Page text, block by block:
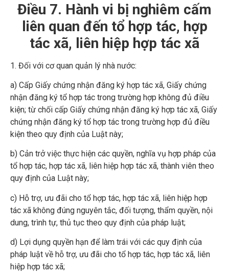
Điều 7. Hành vi bị nghiêm cấm
liên quan đến tổ hợp tác, hợp
tác xã, liên hiệp hợp tác xã
1. Đối với cơ quan quản lý nhà nước:
a) Cấp Giấy chứng nhận đăng ký hợp tác xã, Giấy chứng
nhận đăng ký tổ hợp tác trong trường hợp không đủ điều
kiện; từ chối cấp Giấy chứng nhận đăng ký hợp tác xã, Giấy
chứng nhận đăng ký tổ hợp tác trong trường hợp đủ điều
kiện theo quy định của Luật này;
b) Cản trở việc thực hiện các quyền, nghĩa vụ hợp pháp của
tổ hợp tác, hợp tác xã, liên hiệp hợp tác xã, thành viên theo
quy định của Luật này;
c) Hỗ trợ, ưu đãi cho tổ hợp tác, hợp tác xã, liên hiệp hợp
tác xã không đúng nguyên tắc, đối tượng, thẩm quyền, nội
dung, trình tự, thủ tục theo quy định của pháp luật;
d) Lợi dụng quyền hạn để làm trái với các quy định của
pháp luật về hỗ trợ, ưu đãi cho tổ hợp tác, hợp tác xã, liên
hiệp hợp tác xã;